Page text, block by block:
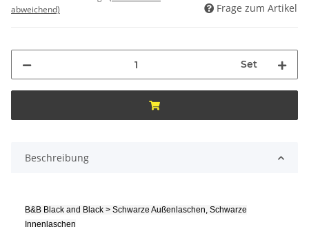
abweichend)
Frage zum Artikel
Set
Beschreibung
B&B Black and Black > Schwarze Außenlaschen, Schwarze
Innenlaschen